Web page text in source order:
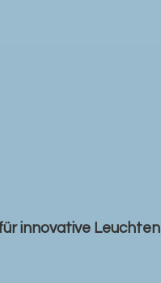
innovative Leuchten